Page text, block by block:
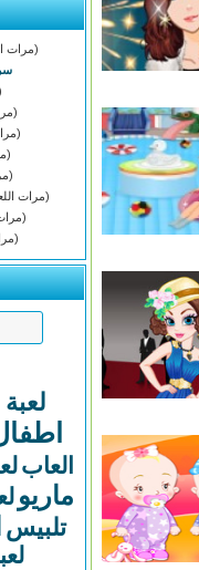
(1 880 مرات اللعب)
(34
(18 مرات اللعب)
(9 مرات اللعب)
(7 مرات اللعب)
(5 مرات اللعب)
(5 مرات اللعب)
(4 مرات اللعب)
(3 مرات اللعب)
العاب
ماريو
تلبيس